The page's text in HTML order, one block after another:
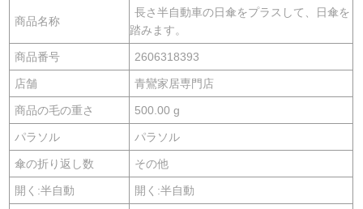
商品名称
長さ半自動車の日傘をプラスして、日傘を
踏みます。
商品番号 2606318393
店舗 青鸞家居専門店
商品の毛の重さ 500.00 g
パラソル パラソル
傘の折り返し数 その他
開く:半自動 開く:半自動